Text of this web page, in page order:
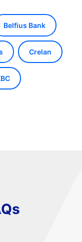
Belfius Bank
Crelan